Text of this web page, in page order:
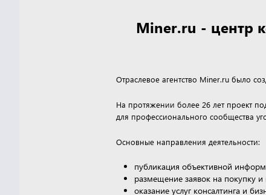
Miner.ru - центр
Отраслевое агентство Miner.ru было
На протяжении более 26 лет проект
для профессионального сообщества
Основные направления деятельности:
публикация объективной
размещение заявок на покупку
оказание услуг консалтинга и